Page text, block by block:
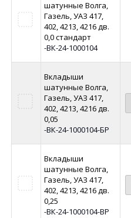
шатунные Волга,
Газель, УАЗ 417,
402, 4213, 4216 дв.
0,0 стандарт
-ВК-24-1000104
Вкладыши
шатунные Волга,
Газель, УАЗ 417,
402, 4213, 4216 дв.
0,05
-ВК-24-1000104-БР
Вкладыши
шатунные Волга,
Газель, УАЗ 417,
402, 4213, 4216 дв.
0,25
-ВК-24-1000104-ВР